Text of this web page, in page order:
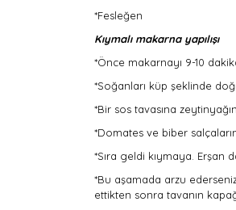
*Fesleğen
Kıymalı makarna yapılışı
*Önce makarnayı 9-10
*Soğanları küp şeklinde
*Bir sos tavasına
*Domates ve biber
*Sıra geldi kıymaya. Erşan
*Bu aşamada arzu
ettikten sonra tavanın